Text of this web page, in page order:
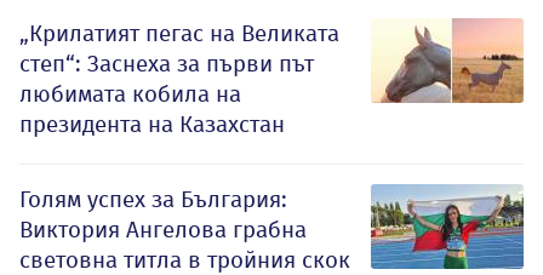
„Крилатият пегас на Великата
степ“: Заснеха за първи път
любимата кобила на
президента на Казахстан
Голям успех за България:
Виктория Ангелова грабна
световна титла в тройния скок